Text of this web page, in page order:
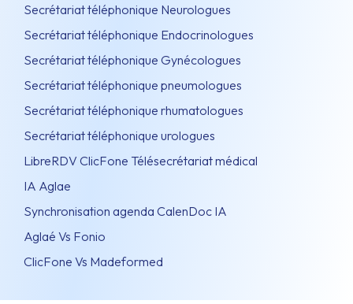
Secrétariat téléphonique Neurologues
Secrétariat téléphonique Endocrinologues
Secrétariat téléphonique Gynécologues
Secrétariat téléphonique pneumologues
Secrétariat téléphonique rhumatologues
Secrétariat téléphonique urologues
LibreRDV ClicFone Télésecrétariat médical
IA Aglae
Synchronisation agenda CalenDoc IA
Aglaé Vs Fonio
ClicFone Vs Madeformed